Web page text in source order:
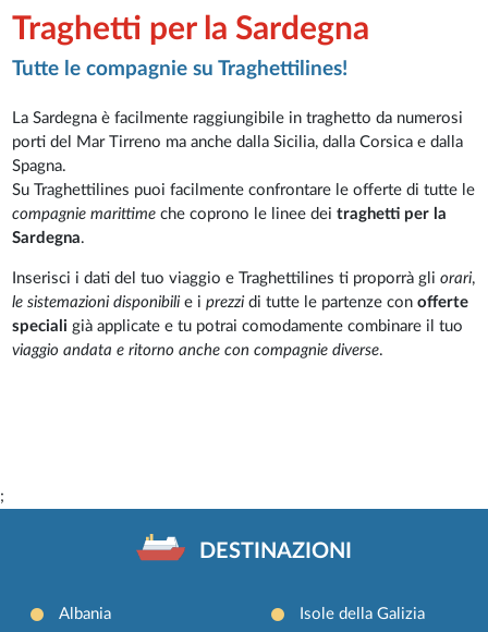
Traghetti per la Sardegna
Tutte le compagnie su Traghettilines!
La Sardegna è facilmente raggiungibile in traghetto da numerosi
porti del Mar Tirreno ma anche dalla Sicilia, dalla Corsica e dalla
Spagna.
Su Traghettilines puoi facilmente confrontare le offerte di tutte le
compagnie marittime che coprono le linee deitraghetti per la
Sardegna.
Inserisci i dati del tuo viaggio e Traghettilines ti proporrà gliorari,
le sistemazioni disponibili e iprezzi di tutte le partenze conofferte
speciali già applicate e tu potrai comodamente combinare il tuo
viaggio andata e ritorno anche con compagnie diverse.
;
DESTINAZIONI
Albania
Isole della Galizia